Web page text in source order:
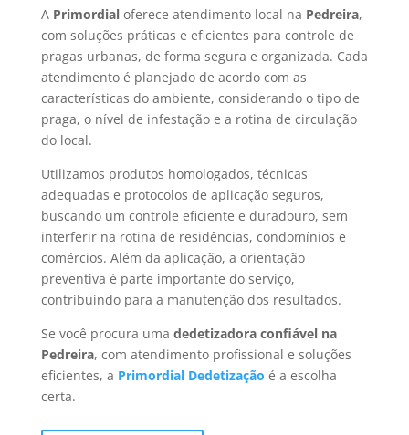
A Primordialoferece atendimento local na Pedreira,
com soluções práticas e eficientes para controle de
pragas urbanas, de forma segura e organizada. Cada
atendimento é planejado de acordo com as
características do ambiente, considerando o tipo de
praga, o nível de infestação e a rotina de circulação
do local.
Utilizamos produtos homologados, técnicas
adequadas e protocolos de aplicação seguros,
buscando um controle eficiente e duradouro, sem
interferir na rotina de residências, condomínios e
comércios. Além da aplicação, a orientação
preventiva é parte importante do serviço,
contribuindo para a manutenção dos resultados.
Se você procura uma dedetizadora confiável na
Pedreira, com atendimento profissional e soluções
eficientes, a Primordial Dedetização é a escolha
certa.